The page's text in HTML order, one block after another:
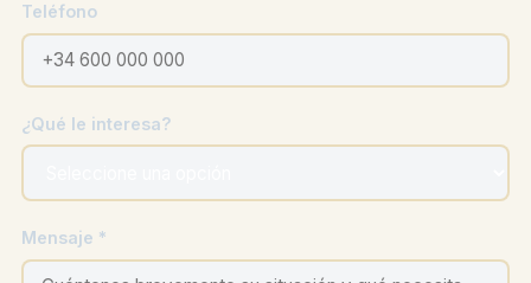
Teléfono
¿Qué le interesa?
Mensaje *